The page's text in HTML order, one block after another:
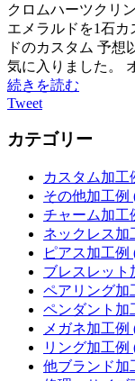
クロムハーツクリ
エメラルドを1石
ドのカスタム 予想
気に入りました。
続きを読む
Tweet
カテゴリー
カスタム加工
その他加工例
チャーム加工
ネックレス加
ピアス加工例
ブレスレット
ペアリング加
ペンダント加
メガネ加工例
リング加工例
他ブランド加